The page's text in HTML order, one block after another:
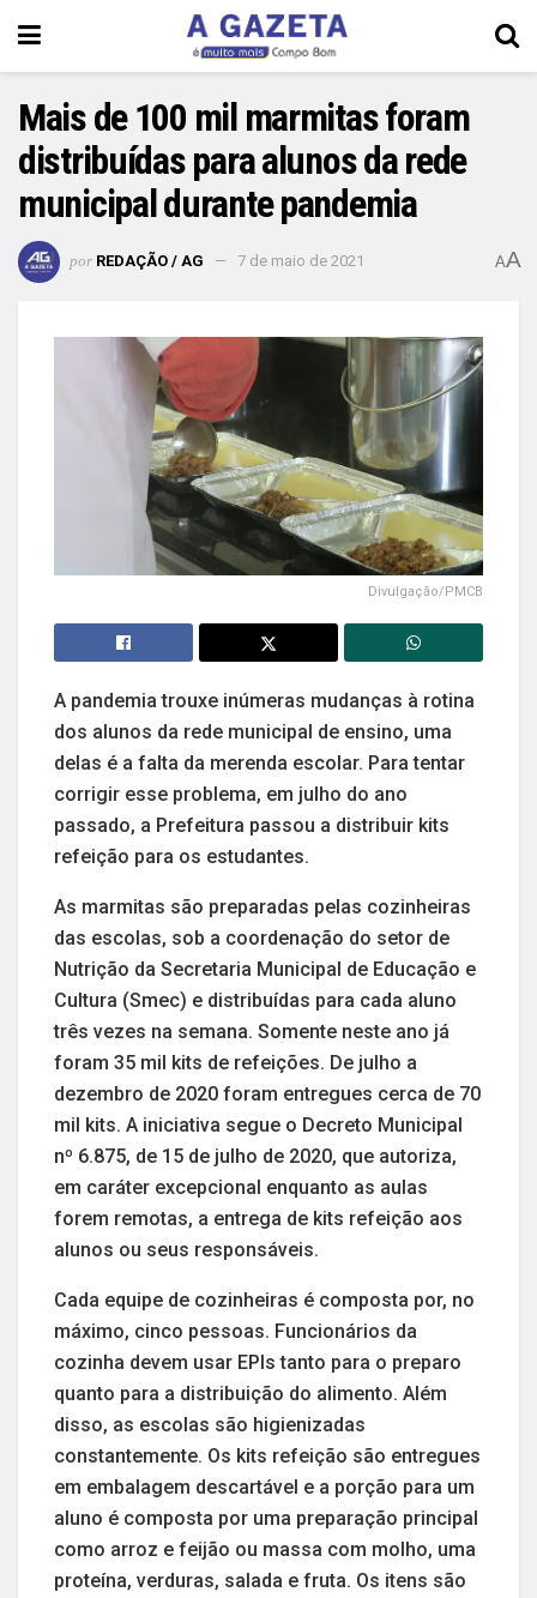
Mais de 100 mil marmitas foram
distribuídas para alunos da rede
municipal durante pandemia
por REDAÇÃO / AG 7 de maio de 2021 AA
Divulgação/PMCB
A pandemia trouxe inúmeras mudanças à rotina
dos alunos da rede municipal de ensino, uma
delas é a falta da merenda escolar. Para tentar
corrigir esse problema, em julho do ano
passado, a Prefeitura passou a distribuir kits
refeição para os estudantes.
As marmitas são preparadas pelas cozinheiras
das escolas, sob a coordenação do setor de
Nutrição da Secretaria Municipal de Educação e
Cultura (Smec) e distribuídas para cada aluno
três vezes na semana. Somente neste ano já
foram 35 mil kits de refeições. De julho a
dezembro de 2020 foram entregues cerca de 70
mil kits. A iniciativa segue o Decreto Municipal
nº 6.875, de 15 de julho de 2020, que autoriza,
em caráter excepcional enquanto as aulas
forem remotas, a entrega de kits refeição aos
alunos ou seus responsáveis.
Cada equipe de cozinheiras é composta por, no
máximo, cinco pessoas. Funcionários da
cozinha devem usar EPIs tanto para o preparo
quanto para a distribuição do alimento. Além
disso, as escolas são higienizadas
constantemente. Os kits refeição são entregues
em embalagem descartável e a porção para um
aluno é composta por uma preparação principal
como arroz e feijão ou massa com molho, uma
proteína, verduras, salada e fruta. Os itens são